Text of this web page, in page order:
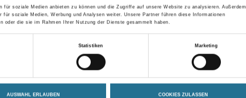
soziale Medien anbieten zu können und die Zugriffe auf unsere Website zu analysieren. Außerdem
soziale Medien, Werbung und Analysen weiter. Unsere Partner führen diese Informationen
die sie im Rahmen Ihrer Nutzung der Dienste gesammelt haben.
Statistiken Marketing
AUSWAHL ERLAUBEN COOKIES ZULASSEN
ZUSATZINFOS GEFAHRENHINWEISE